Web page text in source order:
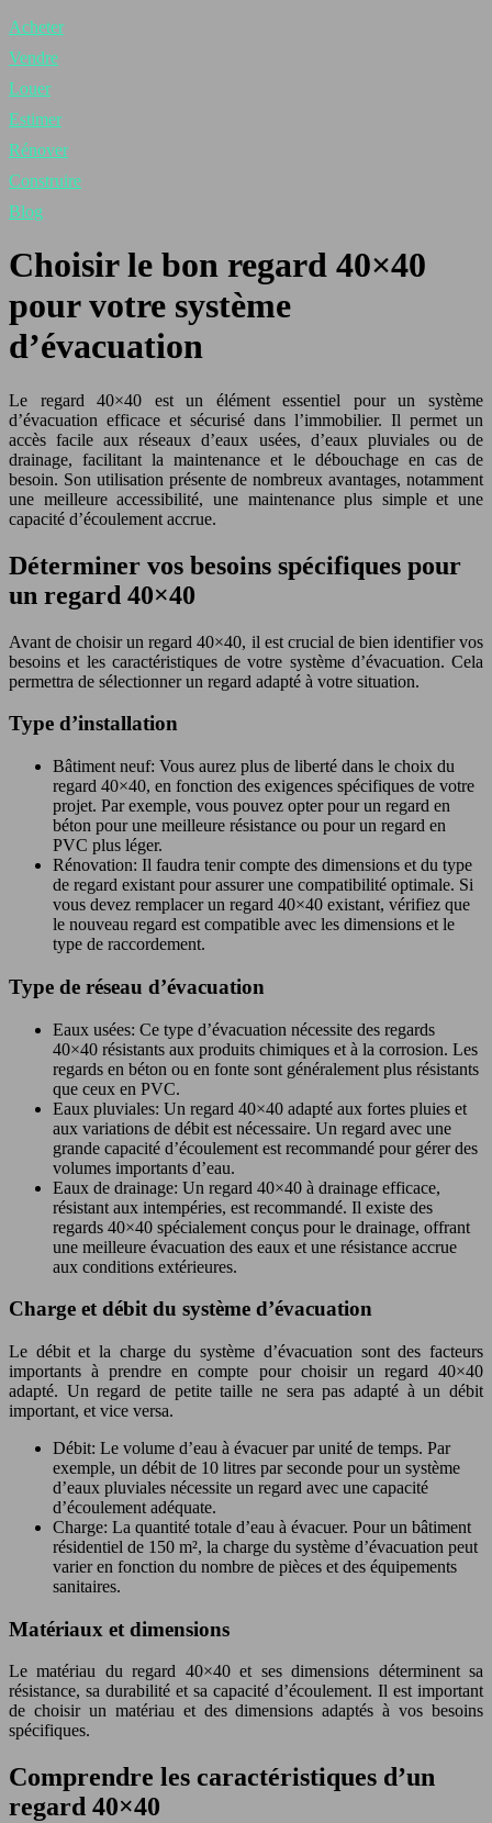
Acheter
Vendre
Louer
Estimer
Rénover
Construire
Blog
Choisir le bon regard 40×40
pour votre système
d’évacuation
Le regard 40×40 est un élément essentiel pour un système
d’évacuation efficace et sécurisé dans l’immobilier. Il permet un
accès facile aux réseaux d’eaux usées, d’eaux pluviales ou de
drainage, facilitant la maintenance et le débouchage en cas de
besoin. Son utilisation présente de nombreux avantages, notamment
une meilleure accessibilité, une maintenance plus simple et une
capacité d’écoulement accrue.
Déterminer vos besoins spécifiques pour
un regard 40×40
Avant de choisir un regard 40×40, il est crucial de bien identifier vos
besoins et les caractéristiques de votre système d’évacuation. Cela
permettra de sélectionner un regard adapté à votre situation.
Type d’installation
Bâtiment neuf: Vous aurez plus de liberté dans le choix du
regard 40×40, en fonction des exigences spécifiques de votre
projet. Par exemple, vous pouvez opter pour un regard en
béton pour une meilleure résistance ou pour un regard en
PVC plus léger.
Rénovation: Il faudra tenir compte des dimensions et du type
de regard existant pour assurer une compatibilité optimale. Si
vous devez remplacer un regard 40×40 existant, vérifiez que
le nouveau regard est compatible avec les dimensions et le
type de raccordement.
Type de réseau d’évacuation
Eaux usées: Ce type d’évacuation nécessite des regards
40×40 résistants aux produits chimiques et à la corrosion. Les
regards en béton ou en fonte sont généralement plus résistants
que ceux en PVC.
Eaux pluviales: Un regard 40×40 adapté aux fortes pluies et
aux variations de débit est nécessaire. Un regard avec une
grande capacité d’écoulement est recommandé pour gérer des
volumes importants d’eau.
Eaux de drainage: Un regard 40×40 à drainage efficace,
résistant aux intempéries, est recommandé. Il existe des
regards 40×40 spécialement conçus pour le drainage, offrant
une meilleure évacuation des eaux et une résistance accrue
aux conditions extérieures.
Charge et débit du système d’évacuation
Le débit et la charge du système d’évacuation sont des facteurs
importants à prendre en compte pour choisir un regard 40×40
adapté. Un regard de petite taille ne sera pas adapté à un débit
important, et vice versa.
Débit: Le volume d’eau à évacuer par unité de temps. Par
exemple, un débit de 10 litres par seconde pour un système
d’eaux pluviales nécessite un regard avec une capacité
d’écoulement adéquate.
Charge: La quantité totale d’eau à évacuer. Pour un bâtiment
résidentiel de 150 m², la charge du système d’évacuation peut
varier en fonction du nombre de pièces et des équipements
sanitaires.
Matériaux et dimensions
Le matériau du regard 40×40 et ses dimensions déterminent sa
résistance, sa durabilité et sa capacité d’écoulement. Il est important
de choisir un matériau et des dimensions adaptés à vos besoins
spécifiques.
Comprendre les caractéristiques d’un
regard 40×40